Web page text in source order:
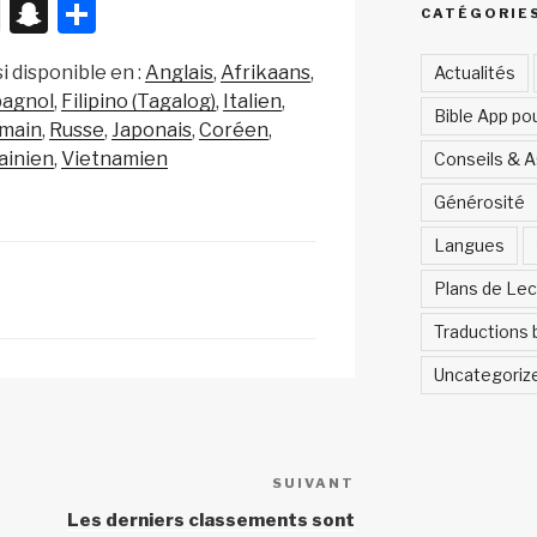
X
S
a
p
c
ta
g
er
disponible en : Anglais Afrikaans
Filipino (Tagalog)
Italien
Russe Japonais Coréen
Vietnamien
SUIVANT
Les derniers classements sont
Actualités
Bible App
Conseils &
Générosité
Langues
Plans de
Traductions